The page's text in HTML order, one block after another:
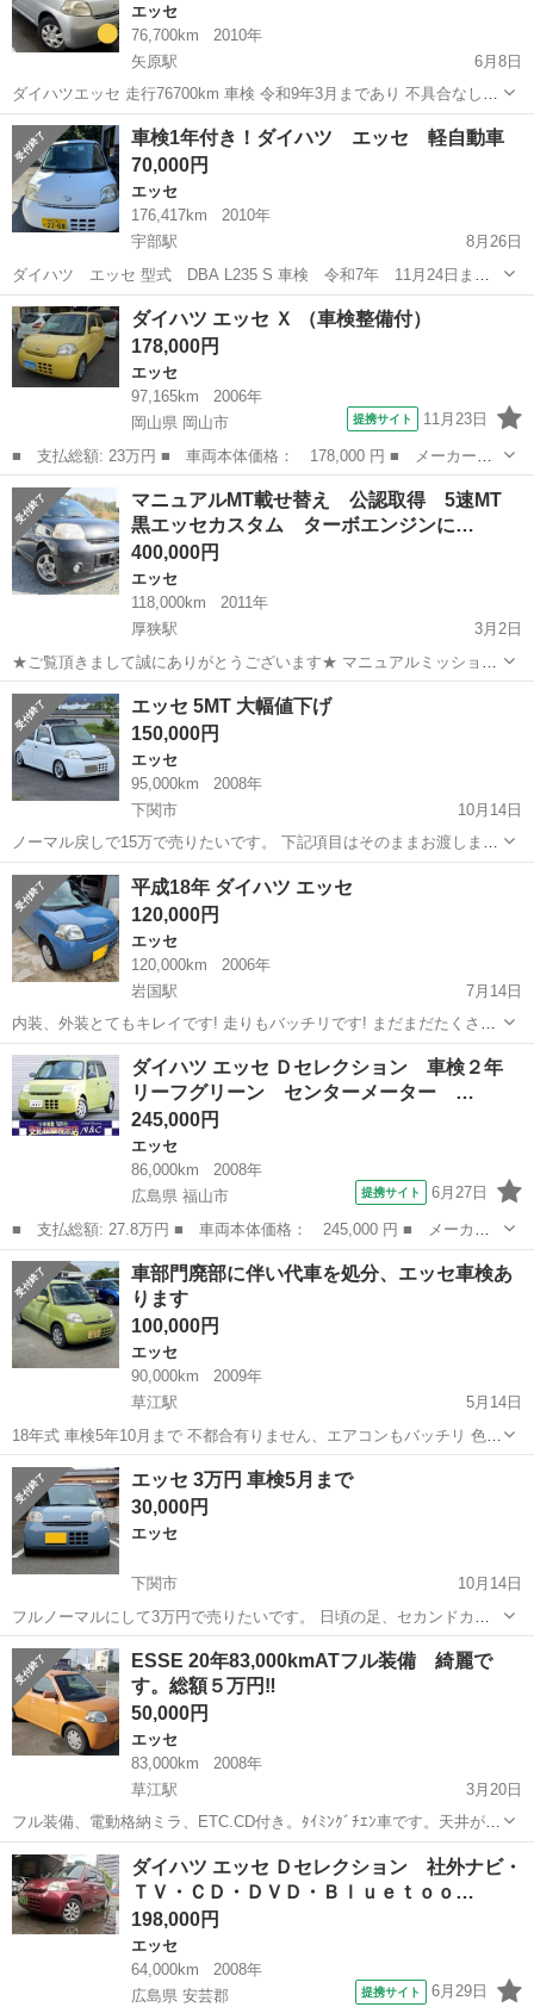
エッセ
76,700km
2010年
矢原駅
6月8日
ダイハツエッセ 走行76700km 車検 令和9年3月まであり 不具合なし、
タイヤ溝あり 走行距離は時々乗るので多少伸びます 県内であればこち
らで名義変更いたします
山口 山口市 矢原駅 エッセ 走行距離
車検1年付き！ダイハツ エッセ 軽自動車
70,000円
エッセ
176,417km
2010年
宇部駅
8月26日
ダイハツ エッセ 型式 DBA L235 S 車検 令和7年 11月24日まで
走行距離 176417㎞ CD・ラジオ聞けます。 ソケット有 中古車購入で
す。 現状通勤にのみ使用しており普段は普通車なのでこちらは通...
山口 宇部市 宇部駅 走行距離
ダイハツ エッセ Ｘ （車検整備付）
178,000円
エッセ
97,165km
2006年
岡山県 岡山市
提携サイト 11月23日
■ 支払総額: 23万円 ■ 車両本体価格： 178,000 円 ■ メーカー
名： ダイハツ ■ 車種名： エッセ ■ グレード名： Ｘ ■ 排気
量： 660cc ■ ドア枚数： 5D ■ ミッション： AT4速 ■ 店舗...
岡山
マニュアルMT載せ替え 公認取得 5速MT
黒エッセカスタム ターボエンジンに…
400,000円
エッセ
118,000km
2011年
厚狭駅
3月2日
★ご覧頂きまして誠にありがとうございます★ マニュアルミッション
に載せ換えた黒エッセカスタム公認車検２年付渡しのご案内です。 カ
ッコいい黒のエッセカスタムです。 定番のルーフとボンネットに色褪
せがあり、外装はあまり...
山口 山陽小野田市 厚狭駅 エッセ
エッセ 5MT 大幅値下げ
150,000円
エッセ
95,000km
2008年
下関市
10月14日
ノーマル戻しで15万で売りたいです。 下記項目はそのままお渡します
車検受けました。 そのためアクスル純正で下げてます。 エッセの5MT
です。 あまり乗らないので 必要な方がいらっしゃれば。 20年式 グレ
ード エコ...
山口 下関市 エッセ アクスル
平成18年 ダイハツ エッセ
120,000円
エッセ
120,000km
2006年
岩国駅
7月14日
内装、外装とてもキレイです! 走りもバッチリです! まだまだたくさん
活躍できます。 車検と名義変更もさせて頂きます。 ご不明な点がござ
いましたらお気軽にご連絡下さい。 宜しくお願い致します。
山口 岩国市 岩国駅
ダイハツ エッセ Ｄセレクション 車検２年
リーフグリーン センターメーター …
245,000円
エッセ
86,000km
2008年
広島県 福山市
提携サイト 6月27日
■ 支払総額: 27.8万円 ■ 車両本体価格： 245,000 円 ■ メーカー
名： ダイハツ ■ 車種名： エッセ ■ グレード名： Ｄセレクシ
ョン 車検２年 リーフグリーン センターメーター 社外アルミ
パワーステア...
広島 福山市 エッセ
車部門廃部に伴い代車を処分、エッセ車検あ
ります
100,000円
エッセ
90,000km
2009年
草江駅
5月14日
18年式 車検5年10月まで 不都合有りません、エアコンもバッチリ 色褪
せ有ります、 オートマ車 全て込み10万円 宇部市則貞オートエース
山口 宇部市 草江駅 エッセ エース
エッセ 3万円 車検5月まで
30,000円
エッセ
下関市
10月14日
フルノーマルにして3万円で売りたいです。 日頃の足、セカンドカー
に。 エッセ 18年式 3AT 車検32年5月(令和2年) 113000㎞(たまに乗るの
で伸びます) ナビ外します スズキ純正ダウンサスあるので 結構落ち...
山口 下関市
ESSE 20年83,000kmATフル装備 綺麗で
す。総額５万円‼
50,000円
エッセ
83,000km
2008年
草江駅
3月20日
フル装備、電動格納ミラ、ETC.CD付き。ﾀｲﾐﾝｸﾞﾁｴﾝ車です。天井が色
褪せが有ります😭 車検が３月２４日まであります。今なら、名義変更
して、移動が出来ます。 名義変更当社依頼の場合は5,000円。 県外の
場合は1...
山口 宇部市 草江駅 エース
ダイハツ エッセ Ｄセレクション 社外ナビ・
ＴＶ・ＣＤ・ＤＶＤ・Ｂｌｕｅｔｏｏ…
198,000円
エッセ
64,000km
2008年
広島県 安芸郡
提携サイト 6月29日